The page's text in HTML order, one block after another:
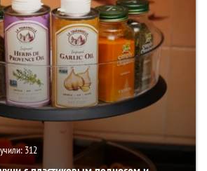
312